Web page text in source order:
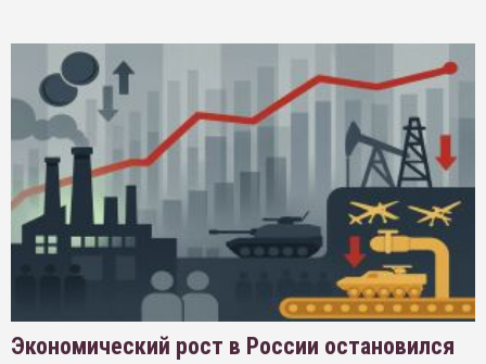
Экономический рост в России остановился